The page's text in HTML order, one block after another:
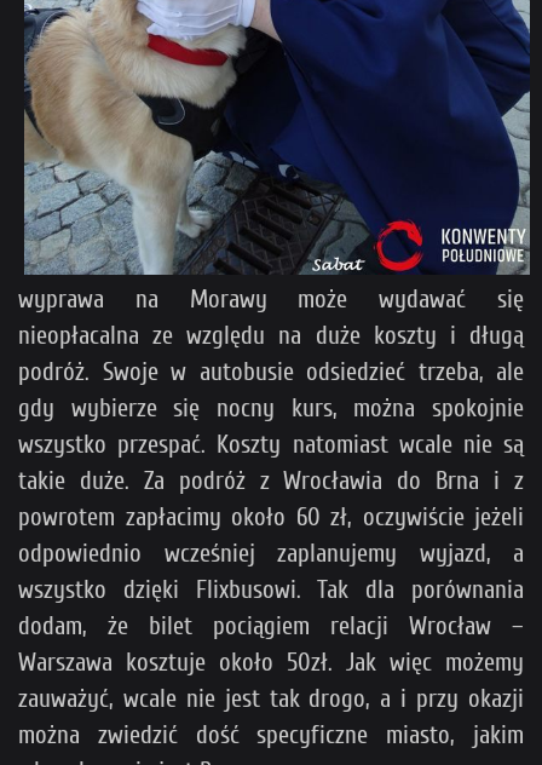
wyprawa na Morawy może wydawać się
nieopłacalna ze względu na duże koszty i długą
podróż. Swoje w autobusie odsiedzieć trzeba, ale
gdy wybierze się nocny kurs, można spokojnie
wszystko przespać. Koszty natomiast wcale nie są
takie duże. Za podróż z Wrocławia do Brna i z
powrotem zapłacimy około 60 zł, oczywiście jeżeli
odpowiednio wcześniej zaplanujemy wyjazd, a
wszystko dzięki Flixbusowi. Tak dla porównania
dodam, że bilet pociągiem relacji Wrocław –
Warszawa kosztuje około 50zł. Jak więc możemy
zauważyć, wcale nie jest tak drogo, a i przy okazji
można zwiedzić dość specyficzne miasto, jakim